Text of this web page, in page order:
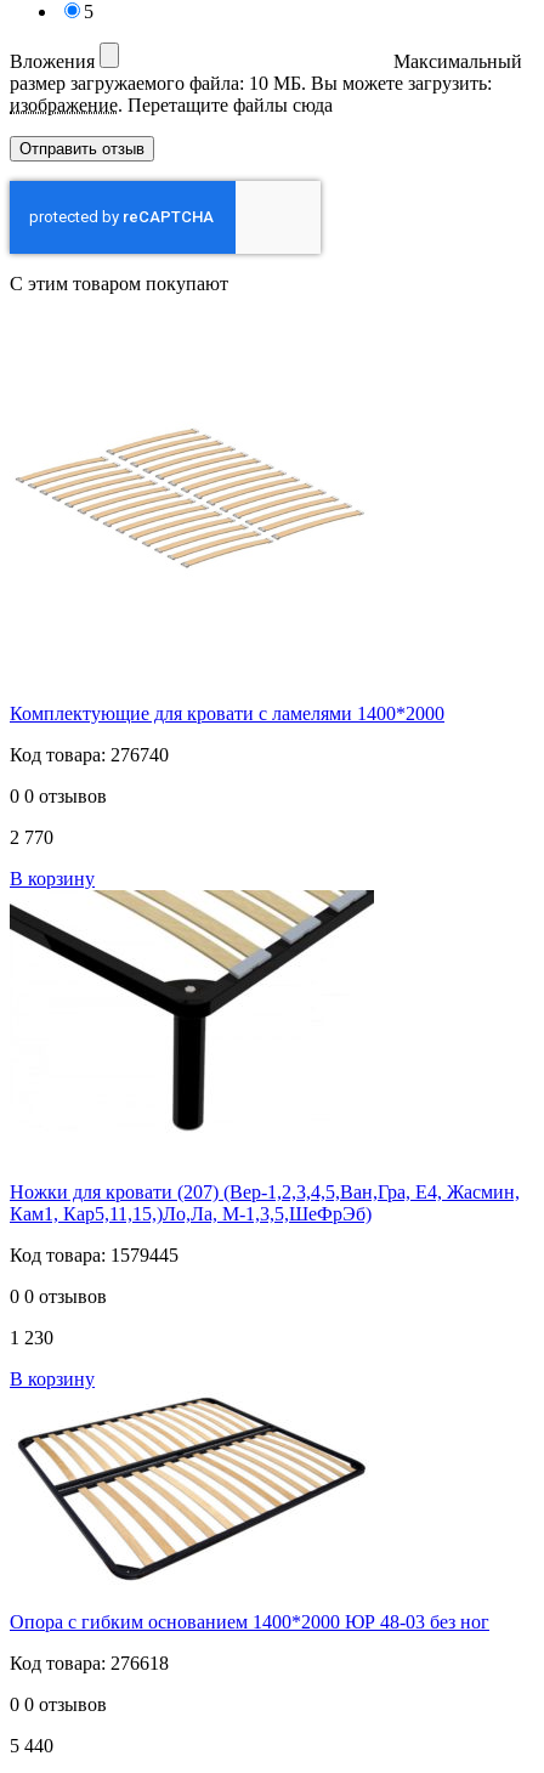
5
Вложения
Максимальный
размер загружаемого файла: 10 МБ. Вы можете загрузить:
изображение. Перетащите файлы сюда
С этим товаром покупают
Комплектующие для кровати с ламелями 1400*2000
Код товара: 276740
0 0 отзывов
2 770
В корзину
Ножки для кровати (207) (Вер-1,2,3,4,5,Ван,Гра, Е4, Жасмин,
Кам1, Кар5,11,15,)Ло,Ла, М-1,3,5,ШеФрЭб)
Код товара: 1579445
0 0 отзывов
1 230
В корзину
Опора с гибким основанием 1400*2000 ЮР 48-03 без ног
Код товара: 276618
0 0 отзывов
5 440